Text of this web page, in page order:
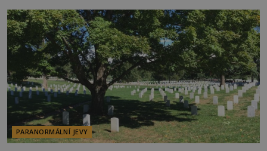
hospitalizaci se ukáže, že za jeho stav je zřejmě
zodpovědná jeho matka, která ho proklela. Poprvé
je třiapadesátiletý Finis P. Ernest
PARANORMÁLNÍ JEVY